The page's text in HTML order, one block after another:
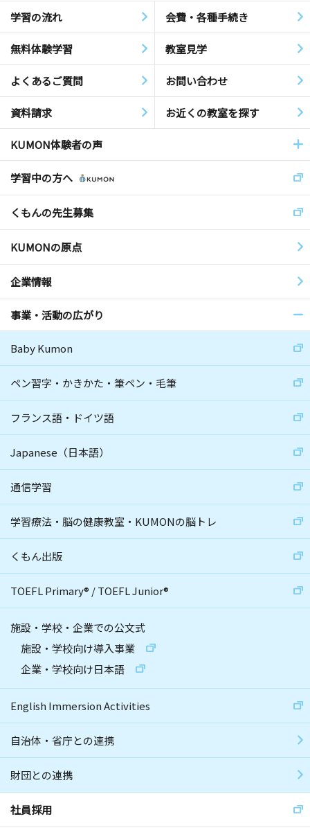
学習の流れ 会費・各種手続き
無料体験学習 教室見学
よくあるご質問 お問い合わせ
資料請求 お近くの教室を探す
KUMON体験者の声
学習中の方へ
くもんの先生募集
KUMONの原点
企業情報
事業・活動の広がり
Baby Kumon
ペン習字・かきかた・筆ペン・毛筆
フランス語・ドイツ語
Japanese（日本語）
通信学習
学習療法・脳の健康教室・KUMONの脳トレ
くもん出版
TOEFL Primary® /TOEFL Junior®
施設・学校・企業での公文式
施設・学校向け導入事業
企業・学校向け日本語
English Immersion Activities
自治体・省庁との連携
財団との連携
社員採用